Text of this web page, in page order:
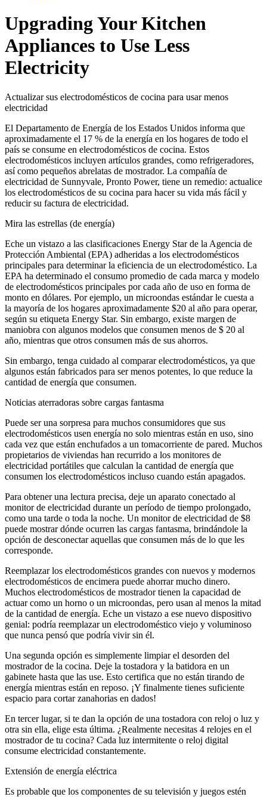
Upgrading Your Kitchen
Appliances to Use Less
Electricity
Actualizar sus electrodomésticos de cocina para usar menos
electricidad
El Departamento de Energía de los Estados Unidos informa que
aproximadamente el 17 % de la energía en los hogares de todo el
país se consume en electrodomésticos de cocina. Estos
electrodomésticos incluyen artículos grandes, como refrigeradores,
así como pequeños abrelatas de mostrador. La compañía de
electricidad de Sunnyvale, Pronto Power, tiene un remedio: actualice
los electrodomésticos de su cocina para hacer su vida más fácil y
reducir su factura de electricidad.
Mira las estrellas (de energía)
Eche un vistazo a las clasificaciones Energy Star de la Agencia de
Protección Ambiental (EPA) adheridas a los electrodomésticos
principales para determinar la eficiencia de un electrodoméstico. La
EPA ha determinado el consumo promedio de cada marca y modelo
de electrodomésticos principales por cada año de uso en forma de
monto en dólares. Por ejemplo, un microondas estándar le cuesta a
la mayoría de los hogares aproximadamente $20 al año para operar,
según su etiqueta Energy Star. Sin embargo, existe margen de
maniobra con algunos modelos que consumen menos de $ 20 al
año, mientras que otros consumen más de sus ahorros.
Sin embargo, tenga cuidado al comparar electrodomésticos, ya que
algunos están fabricados para ser menos potentes, lo que reduce la
cantidad de energía que consumen.
Noticias aterradoras sobre cargas fantasma
Puede ser una sorpresa para muchos consumidores que sus
electrodomésticos usen energía no solo mientras están en uso, sino
cada vez que están enchufados a un tomacorriente de pared. Muchos
propietarios de viviendas han recurrido a los monitores de
electricidad portátiles que calculan la cantidad de energía que
consumen los electrodomésticos incluso cuando están apagados.
Para obtener una lectura precisa, deje un aparato conectado al
monitor de electricidad durante un período de tiempo prolongado,
como una tarde o toda la noche. Un monitor de electricidad de $8
puede mostrar dónde ocurren las cargas fantasma, brindándole la
opción de desconectar aquellas que consumen más de lo que les
corresponde.
Reemplazar los electrodomésticos grandes con nuevos y modernos
electrodomésticos de encimera puede ahorrar mucho dinero.
Muchos electrodomésticos de mostrador tienen la capacidad de
actuar como un horno o un microondas, pero usan al menos la mitad
de la cantidad de energía. Eche un vistazo a ese nuevo dispositivo
genial: podría reemplazar un electrodoméstico viejo y voluminoso
que nunca pensó que podría vivir sin él.
Una segunda opción es simplemente limpiar el desorden del
mostrador de la cocina. Deje la tostadora y la batidora en un
gabinete hasta que las use. Esto certifica que no están tirando de
energía mientras están en reposo. ¡Y finalmente tienes suficiente
espacio para cortar zanahorias en dados!
En tercer lugar, si te dan la opción de una tostadora con reloj o luz y
otra sin ella, elige esta última. ¿Realmente necesitas 4 relojes en el
mostrador de tu cocina? Cada luz intermitente o reloj digital
consume electricidad constantemente.
Extensión de energía eléctrica
Es probable que los componentes de su televisión y juegos estén